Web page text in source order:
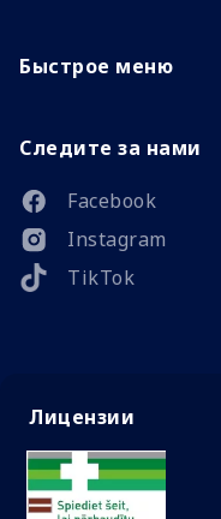
Быстрое меню
Следите за нами
Facebook
Instagram
TikTok
Лицензии